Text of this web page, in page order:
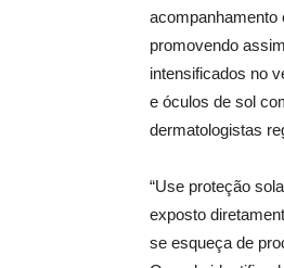
acompanhamento
promovendo
intensificados no
e óculos de sol
dermatologistas
“Use proteção
exposto
se esqueça de